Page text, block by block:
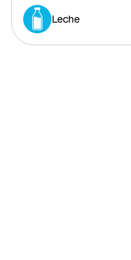
Leche